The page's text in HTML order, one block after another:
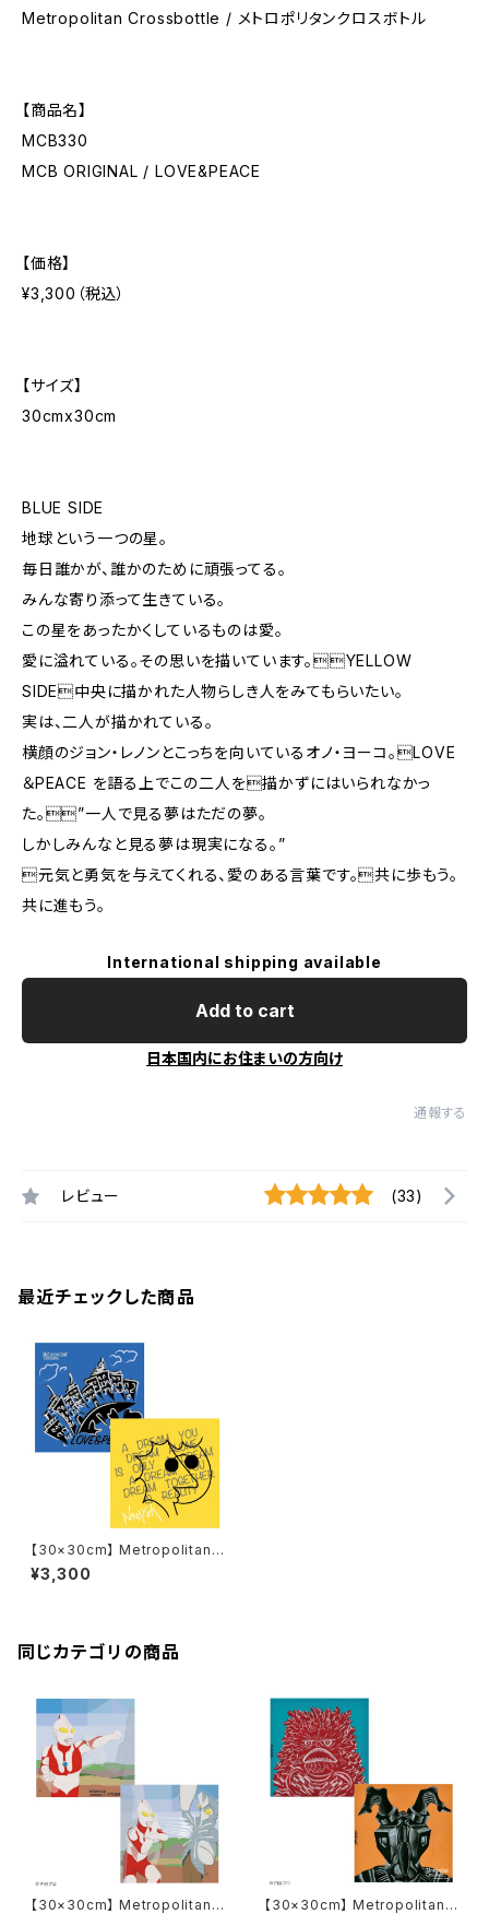
Metropolitan Crossbottle / メトロポリタンクロスボトル
【商品名】
MCB330
MCB ORIGINAL / LOVE&PEACE
【価格】
¥3,300（税込）
【サイズ】
30cmx30cm
BLUE SIDE
地球という一つの星。
毎日誰かが、誰かのために頑張ってる。
みんな寄り添って生きている。
この星をあったかくしているものは愛。
愛に溢れている。その思いを描いています。YELLOW
SIDE中央に描かれた人物らしき人をみてもらいたい。
実は、二人が描かれている。
横顔のジョン・レノンとこっちを向いているオノ・ヨーコ。LOVE
＆PEACE を語る上でこの二人を描かずにはいられなかっ
た。”一人で見る夢はただの夢。
しかしみんなと見る夢は現実になる。”
元気と勇気を与えてくれる、愛のある言葉です。共に歩もう。
共に進もう。
International shipping available
Add to cart
日本国内にお住まいの方向け
通報する
レビュー (33)
最近チェックした商品
【30×30cm】 Metropolitan
Crossbottle メトロポリタンク
ロスボトル MCB330 / MCB O
¥3,300
同じカテゴリの商品
【30×30cm】 Metropolitan
【30×30cm】 Metropolitan